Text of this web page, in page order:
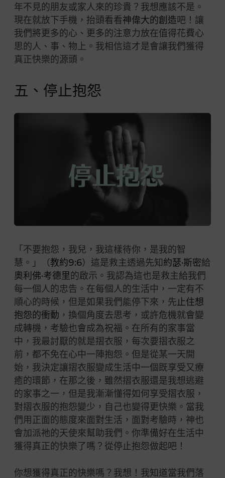
年不見的朋友或家人來的珍貴？我想應該不是。
現在就放下手機，抬頭看看神偉大的創造吧！讓
我們將更多的心、更多的注意力放在值得花費心
思的人、事、物上。我相信這才是會讓我們獲得
真正快樂的源頭。
五、停止抱怨
「不要抱怨，我兒，我這樣待你，是我的智
慧。」（教約9:6）這是救主透過先知約瑟·斯密給
奧利佛·考德里的啟示。我認為這也是救主給我們
每一個人的忠告。在每個人的生活中，一定有不
順心的時候，但是如果我們能停下來，先止住想
抱怨的衝動 ，換個角度去思考，或許危機就會變
成轉機，考驗也會成為祝福。在所有的家事當
中，我最討厭的就是摺衣服，每次要摺衣服之
前，都不免在心中一陣抱怨。但是從某一天開
始，我決定讓摺衣服變成生活中一個既享受又療
癒的環節，在那之後，雖然摺衣服還是我想逃避
的家事之一，但是我漸漸懂得如何享受摺衣服，
對摺衣服的抱怨變少，自己也變得更快樂。當我
們用正面的態度來面對生活，面對考驗時，神也
會加派祂的天使來幫助我們。你準備好在生活中
獲得真正的快樂了嗎？從停止抱怨做起吧！
你想獲得真正的快樂嗎？我想！我知道當我們落